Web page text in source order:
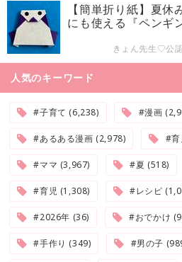
【簡単折り紙】夏
にも使える『ペンギ
きょん先生♡公
人気のキーワード
#子育て (6,238) #漫画
#あるある漫画 (2,978) #
#ママ (3,967) #夏 (518)
#育児 (1,308) #レシピ
#2026年 (36) #おでかけ
#手作り (349) #男の子